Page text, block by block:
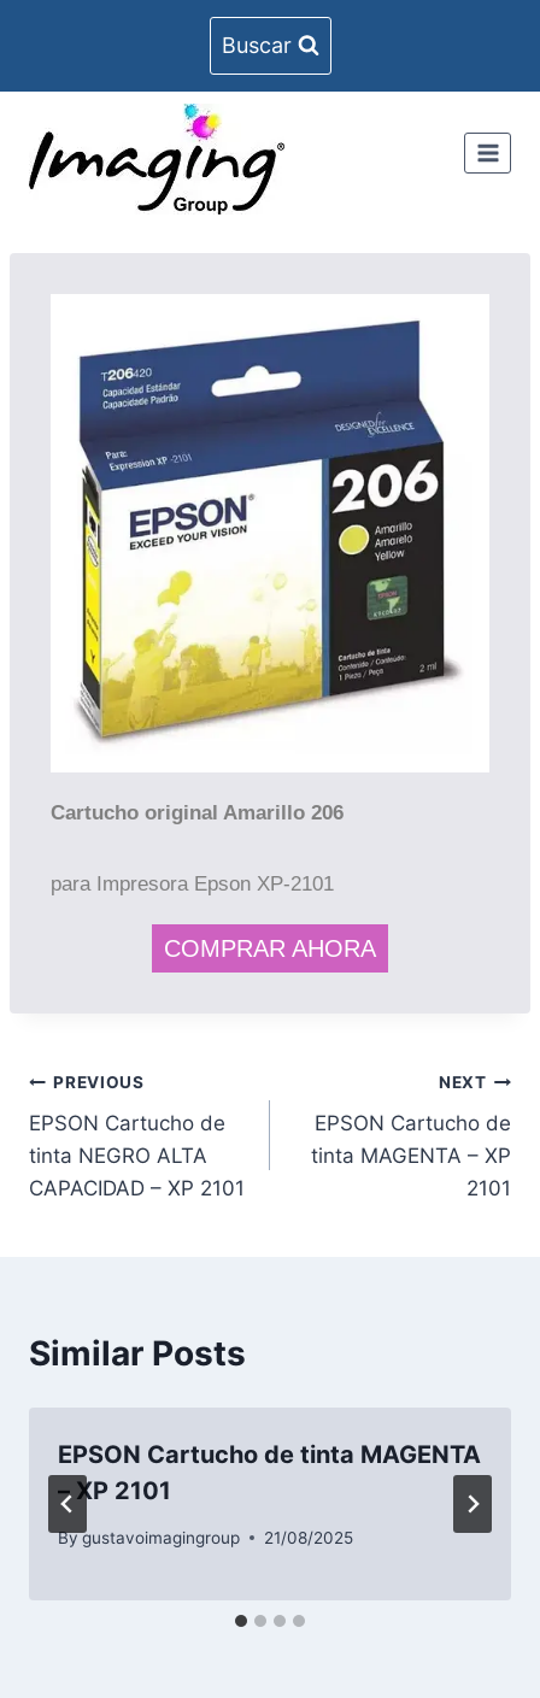
Buscar
Cartucho original Amarillo 206
para Impresora Epson XP-2101
COMPRAR AHORA
PREVIOUS
EPSON Cartucho de
tinta NEGRO ALTA
CAPACIDAD – XP 2101
NEXT
EPSON Cartucho de
tinta MAGENTA – XP
2101
Similar Posts
EPSON Cartucho de tinta MAGENTA
– XP 2101
Bygustavoimagingroup 21/08/2025